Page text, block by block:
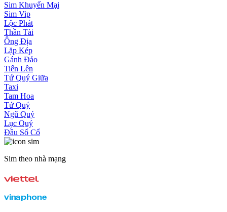
Sim Khuyến Mại
Sim Vip
Lộc Phát
Thần Tài
Ông Địa
Lặp Kép
Gánh Đảo
Tiến Lên
Tứ Quý Giữa
Taxi
Tam Hoa
Tứ Quý
Ngũ Quý
Lục Quý
Đầu Số Cổ
Sim theo nhà mạng